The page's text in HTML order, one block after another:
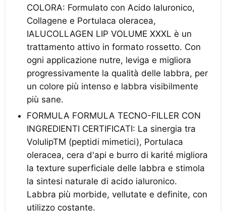
COLORA: Formulato con Acido Ialuronico,
Collagene e Portulaca oleracea,
IALUCOLLAGEN LIP VOLUME XXXL è un
trattamento attivo in formato rossetto. Con
ogni applicazione nutre, leviga e migliora
progressivamente la qualità delle labbra, per
un colore più intenso e labbra visibilmente
più sane.
FORMULA FORMULA TECNO-FILLER CON
INGREDIENTI CERTIFICATI: La sinergia tra
VolulipTM (peptidi mimetici), Portulaca
oleracea, cera d'api e burro di karité migliora
la texture superficiale delle labbra e stimola
la sintesi naturale di acido ialuronico.
Labbra più morbide, vellutate e definite, con
utilizzo costante.